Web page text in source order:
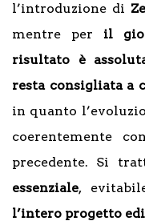
l’introduzione di
mentre per il
risultato è
resta consigliata a
in quanto
coerentemente
precedente. Si
essenziale,
l’intero progetto